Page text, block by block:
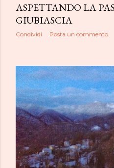
ASPETTANDO LA
GIUBIASCIA
Condividi Posta un commento